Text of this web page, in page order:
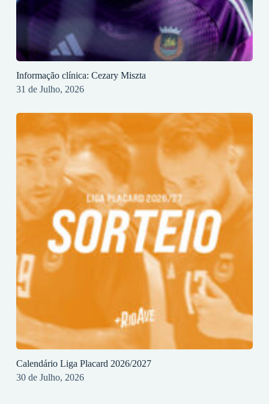
Informação clínica: Cezary Miszta
31 de Julho, 2026
Calendário Liga Placard 2026/2027
30 de Julho, 2026